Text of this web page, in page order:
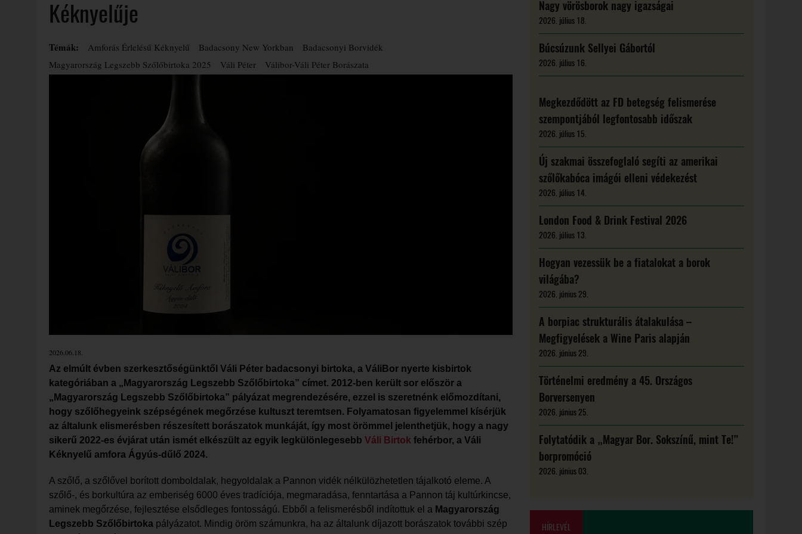
Kéknyelűje
Témák: Amforás Érlelésű Kéknyelű Badacsony New Yorkban
Badacsonyi Borvidék
Magyarország Legszebb Szőlőbirtoka 2025
Váli Péter Válibor-Váli Péter Borászata
2026.06.18.
Az elmúlt évben szerkesztőségünktől Váli Péter badacsonyi birtoka, a VáliBor nyerte kisbirtok
kategóriában a „Magyarország Legszebb Szőlőbirtoka” címet. 2012-ben került sor először a
„Magyarország Legszebb Szőlőbirtoka” pályázat megrendezésére, ezzel is szeretnénk előmozdítani,
hogy szőlőhegyeink szépségének megőrzése kultuszt teremtsen. Folyamatosan figyelemmel kísérjük
az általunk elismerésben részesített borászatok munkáját, így most örömmel jelenthetjük, hogy a nagy
sikerű 2022-es évjárat után ismét elkészült az egyik legkülönlegesebb Váli Birtok fehérbor, a Váli
Kéknyelű amfora Ágyús-dűlő 2024.
A szőlő, a szőlővel borított domboldalak, hegyoldalak a Pannon vidék nélkülözhetetlen tájalkotó eleme. A
szőlő-, és borkultúra az emberiség 6000 éves tradíciója, megmaradása, fenntartása a Pannon táj kultúrkincse,
aminek megőrzése, fejlesztése elsődleges fontosságú. Ebből a felismerésből indítottuk el a Magyarország
Legszebb Szőlőbirtoka pályázatot. Mindig öröm számunkra, ha az általunk díjazott borászatok további szép
Nagy vörösborok nagy igazságai
2026. július 18.
Búcsúzunk Sellyei Gábortól
2026. július 16.
Megkezdődött az FD betegség felismerése
szempontjából legfontosabb időszak
2026. július 15.
Új szakmai összefoglaló segíti az amerikai
szőlőkabóca imágói elleni védekezést
2026. július 14.
London Food & Drink Festival 2026
2026. július 13.
Hogyan vezessük be a fiatalokat a borok
világába?
2026. június 29.
A borpiac strukturális átalakulása –
Megfigyelések a Wine Paris alapján
2026. június 29.
Történelmi eredmény a 45. Országos
Borversenyen
2026. június 25.
Folytatódik a „Magyar Bor. Sokszínű, mint Te!”
borpromóció
2026. június 03.
HÍRLEVÉL